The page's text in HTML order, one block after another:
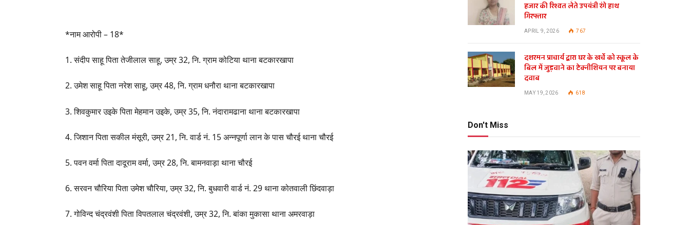
*नाम आरोपी – 18*
1. संदीप साहू पिता तेजीलाल साहू, उम्र 32, नि. ग्राम कोटिया थाना बटकारखापा
2. उमेश साहू पिता नरेश साहू, उम्र 48, नि. ग्राम धनौरा थाना बटकारखापा
3. शिवकुमार उइके पिता मेहमान उइके, उम्र 35, नि. नंदारामढाना थाना बटकारखापा
4. जिशान पिता सकील मंसूरी, उम्र 21, नि. वार्ड नं. 15 अन्नपूर्णा लान के पास चौरई थाना चौरई
5. पवन वर्मा पिता दादूराम वर्मा, उम्र 28, नि. बामनवाड़ा थाना चौरई
6. सरवन चौरिया पिता उमेश चौरिया, उम्र 32, नि. बुधवारी वार्ड नं. 29 थाना कोतवाली छिंदवाड़ा
7. गोविन्द चंद्रवंशी पिता विपतलाल चंद्रवंशी, उम्र 32, नि. बांका मुकासा थाना अमरवाड़ा
हजार की रिश्वत लेते उपयंत्री रंगे हाथ
गिरफ्तार
APRIL 9, 2026 767
दशरमन प्राचार्य द्वारा घर के खर्चे को स्कूल के
बिल में जुड़वाने का टेक्नीशियन पर बनाया
दवाब
MAY 19, 2026 618
Don't Miss